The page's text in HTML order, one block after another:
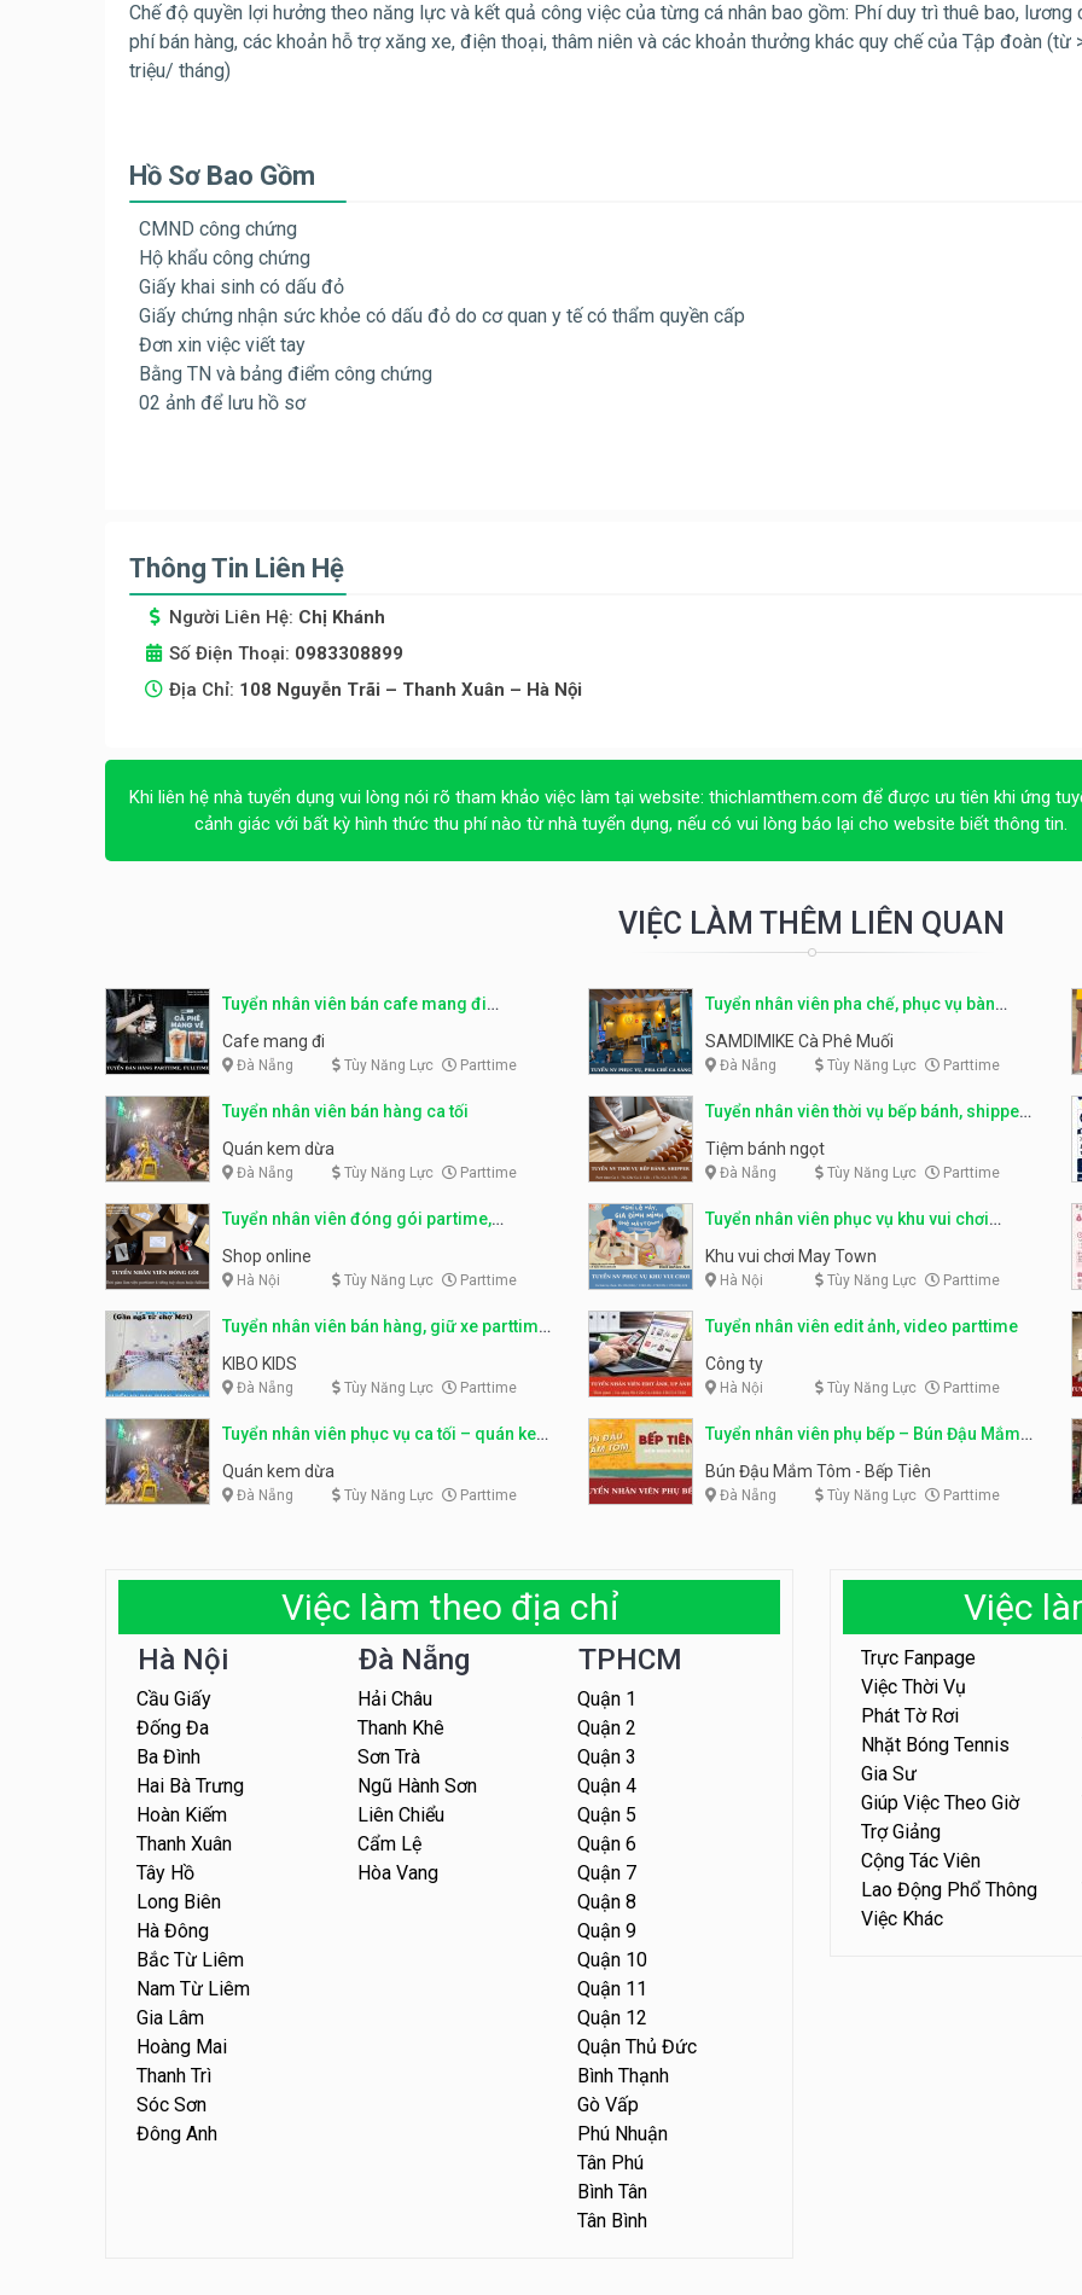
Chế độ quyền lợi hưởng theo năng lực và kết quả công việc của từng cá nhân bao gồm: Phí duy trì thuê bao, lương
phí bán hàng, các khoản hỗ trợ xăng xe, điện thoại, thâm niên và các khoản thưởng khác quy chế của Tập đoàn (từ
triệu/ tháng)
Hồ Sơ Bao Gồm
CMND công chứng
Hộ khẩu công chứng
Giấy khai sinh có dấu đỏ
Giấy chứng nhận sức khỏe có dấu đỏ do cơ quan y tế có thẩm quyền cấp
Đơn xin việc viết tay
Bằng TN và bảng điểm công chứng
02 ảnh để lưu hồ sơ
Thông Tin Liên Hệ
Người Liên Hệ: Chị Khánh
Số Điện Thoại: 0983308899
Địa Chỉ: 108 Nguyễn Trãi – Thanh Xuân – Hà Nội
Khi liên hệ nhà tuyển dụng vui lòng nói rõ tham khảo việc làm tại website: thichlamthem.com để được ưu tiên khi ứng
cảnh giác với bất kỳ hình thức thu phí nào từ nhà tuyển dụng, nếu có vui lòng báo lại cho website biết thông tin.
VIỆC LÀM THÊM LIÊN QUAN
Tuyển nhân viên bán cafe mang đi
parttime, fulltime
Cafe mang đi
Đà Nẵng Tùy Năng Lực Parttime
Tuyển nhân viên pha chế, phục vụ bàn
parttime
SAMDIMIKE Cà Phê Muối
Đà Nẵng Tùy Năng Lực Parttime
Tuyển nhân viên bán hàng ca tối
Quán kem dừa
Đà Nẵng Tùy Năng Lực Parttime
Tuyển nhân viên thời vụ bếp bánh, shipper
parttime
Tiệm bánh ngọt
Đà Nẵng Tùy Năng Lực Parttime
Tuyển nhân viên đóng gói partime,
fulltime
Shop online
Hà Nội Tùy Năng Lực Parttime
Tuyển nhân viên phục vụ khu vui chơi
parttime linh động
Khu vui chơi May Town
Hà Nội Tùy Năng Lực Parttime
Tuyển nhân viên bán hàng, giữ xe parttime
– Kibo Kid
KIBO KIDS
Đà Nẵng Tùy Năng Lực Parttime
Tuyển nhân viên edit ảnh, video parttime
Công ty
Hà Nội Tùy Năng Lực Parttime
Tuyển nhân viên phục vụ ca tối – quán kem
dừa
Quán kem dừa
Đà Nẵng Tùy Năng Lực Parttime
Tuyển nhân viên phụ bếp – Bún Đậu Mắm
Tôm – Bếp Tiên
Bún Đậu Mắm Tôm - Bếp Tiên
Đà Nẵng Tùy Năng Lực Parttime
Việc làm theo địa chỉ
Hà Nội
Cầu Giấy
Đống Đa
Ba Đình
Hai Bà Trưng
Hoàn Kiếm
Thanh Xuân
Tây Hồ
Long Biên
Hà Đông
Bắc Từ Liêm
Nam Từ Liêm
Gia Lâm
Hoàng Mai
Thanh Trì
Sóc Sơn
Đông Anh
Đà Nẵng
Hải Châu
Thanh Khê
Sơn Trà
Ngũ Hành Sơn
Liên Chiểu
Cẩm Lệ
Hòa Vang
TPHCM
Quận 1
Quận 2
Quận 3
Quận 4
Quận 5
Quận 6
Quận 7
Quận 8
Quận 9
Quận 10
Quận 11
Quận 12
Quận Thủ Đức
Bình Thạnh
Gò Vấp
Phú Nhuận
Tân Phú
Bình Tân
Tân Bình
Việc
Trực Fanpage
Việc Thời Vụ
Phát Tờ Rơi
Nhặt Bóng Tennis
Gia Sư
Giúp Việc Theo Giờ
Trợ Giảng
Cộng Tác Viên
Lao Động Phổ Thông
Việc Khác